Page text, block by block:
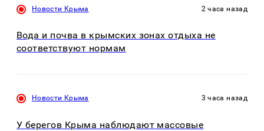
Новости Крыма 2 часа назад
Вода и почва в крымских зонах отдыха не
соответствуют нормам
Новости Крыма 3 часа назад
У берегов Крыма наблюдают массовые